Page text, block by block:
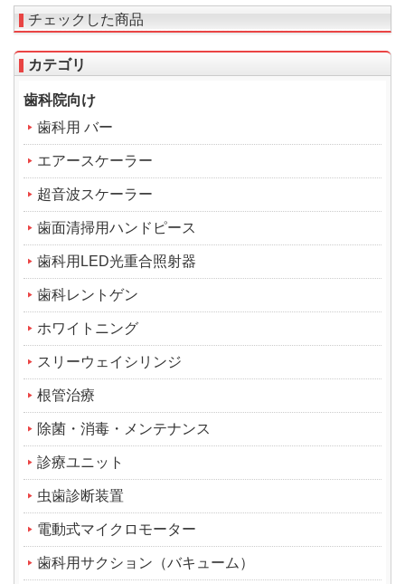
チェックした商品
カテゴリ
歯科院向け
歯科用 バー
エアースケーラー
超音波スケーラー
歯面清掃用ハンドピース
歯科用LED光重合照射器
歯科レントゲン
ホワイトニング
スリーウェイシリンジ
根管治療
除菌・消毒・メンテナンス
診療ユニット
虫歯診断装置
電動式マイクロモーター
歯科用サクション（バキューム）